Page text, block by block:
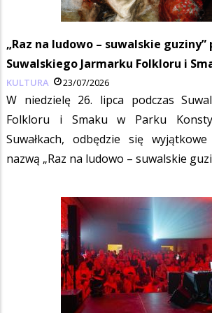
„Raz na ludowo – suwalskie guziny”
Suwalskiego Jarmarku Folkloru i
KULTURA 23/07/2026
W niedzielę 26. lipca podczas
Folkloru i Smaku w Parku
Suwałkach, odbędzie się
nazwą „Raz na ludowo – suwalskie